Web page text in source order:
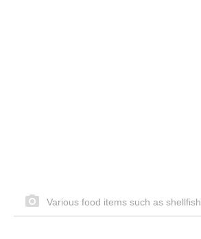
Various food items such as shellfish